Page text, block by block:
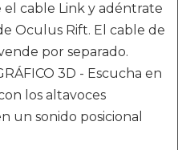
cable Link y adéntrate
Oculus Rift. El cable de
por separado.
3D - Escucha en
los altavoces
un sonido posicional